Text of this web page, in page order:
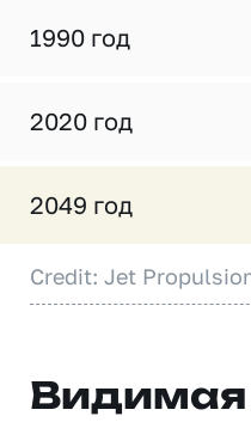
1990 год
2020 год
2049 год
Credit: Jet
Видимая